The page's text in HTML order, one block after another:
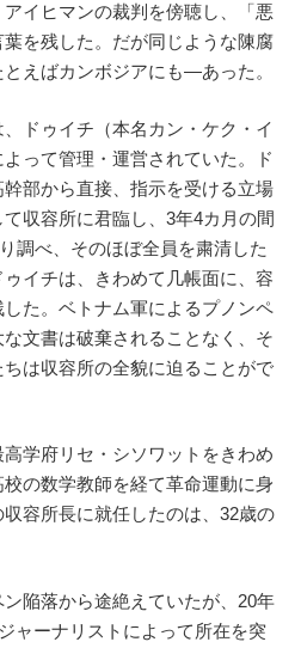
イヒマンの裁判を傍聴し、「悪
を残した。だが同じような陳腐
えばカンボジアにも―あった。
ドゥイチ（本名カン・ケク・イ
って管理・運営されていた。ド
部から直接、指示を受ける立場
収容所に君臨し、3年4カ月の間
調べ、そのほぼ全員を粛清した
イチは、きわめて几帳面に、容
た。ベトナム軍によるプノンペ
文書は破棄されることなく、そ
は収容所の全貌に迫ることがで
学府リセ・シソワットをきわめ
の数学教師を経て革命運動に身
容所長に就任したのは、32歳の
陥落から途絶えていたが、20年
ャーナリストによって所在を突